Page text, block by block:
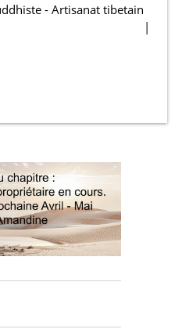
- Artisanat tibetain